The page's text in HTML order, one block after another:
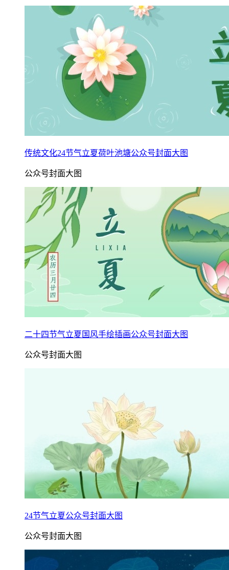
传统文化24节气立夏荷叶池塘公众号封面大图
公众号封面大图
二十四节气立夏国风手绘插画公众号封面大图
公众号封面大图
24节气立夏公众号封面大图
公众号封面大图